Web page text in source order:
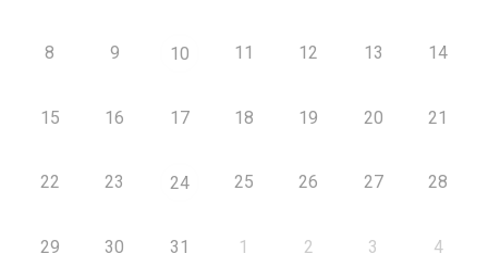
8 9 10 11 12 13 14
15 16 17 18 19 20 21
22 23 24 25 26 27 28
29 30 31 1 2 3 4